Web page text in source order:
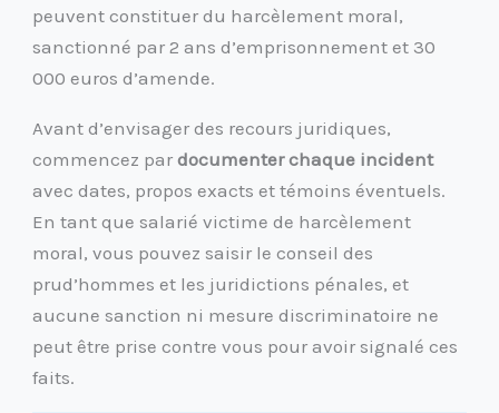
peuvent constituer du harcèlement moral,
sanctionné par 2 ans d’emprisonnement et 30
000 euros d’amende.
Avant d’envisager des recours juridiques,
commencez pardocumenter chaque incident
avec dates, propos exacts et témoins éventuels.
En tant que salarié victime de harcèlement
moral, vous pouvez saisir le conseil des
prud’hommes et les juridictions pénales, et
aucune sanction ni mesure discriminatoire ne
peut être prise contre vous pour avoir signalé ces
faits.